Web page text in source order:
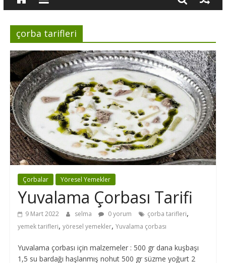
çorba tarifleri
Çorbalar Yöresel Yemekler
Yuvalama Çorbası Tarifi
9 Mart 2022 selma 0 yorum çorba tarifleri,
yemek tarifleri, yöresel yemekler, Yuvalama çorbası
Yuvalama çorbası için malzemeler : 500 gr dana kuşbaşı
1,5 su bardağı haşlanmış nohut 500 gr süzme yoğurt 2